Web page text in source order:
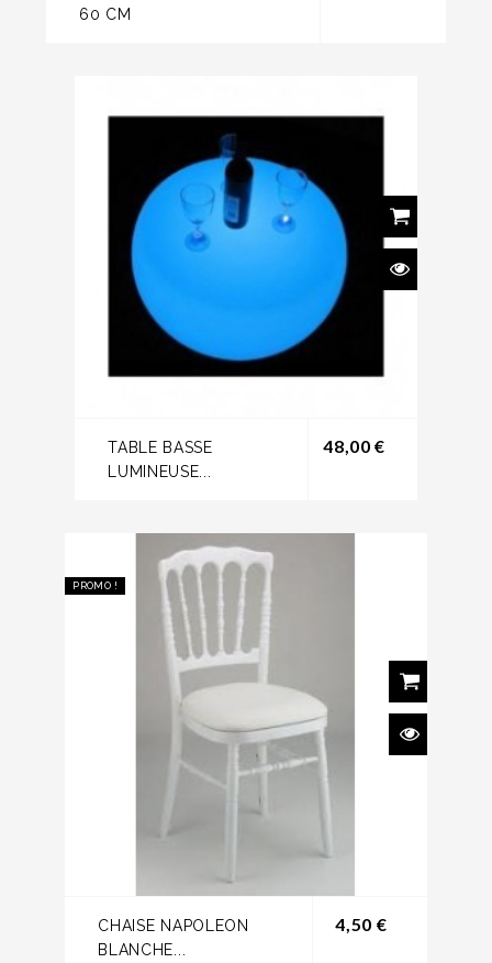
60 CM
TABLE BASSE
LUMINEUSE...
48,00 €
PROMO !
CHAISE NAPOLEON
BLANCHE...
4,50 €Prix